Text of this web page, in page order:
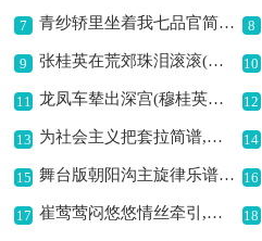
7 青纱轿里坐着我七品官简谱京剧,展现别样戏曲风情 8
9 张桂英在荒郊珠泪滚滚(下陈州张桂英唱段)简谱京剧,尽显豫剧的悲戚情 10
11 龙凤车辇出深宫(穆桂英挂帅宋王唱段)简谱京剧,展现豫剧经典韵味 12
13 为社会主义把套拉简谱,豫剧经典唱段 14
15 舞台版朝阳沟主旋律乐谱之第六场简谱京剧,展现豫剧别样魅力 16
17 崔莺莺闷悠悠情丝牵引,演绎别样爱情故事 18